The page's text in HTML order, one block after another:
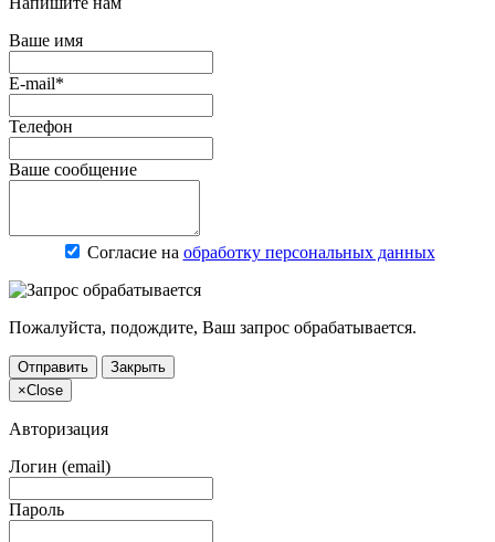
Ваше имя
E-mail*
Телефон
Ваше сообщение
Согласие на обработку персональных данных
Пожалуйста, подождите, Ваш запрос обрабатывается.
Отправить
Закрыть
×Close
Авторизация
Логин (email)
Пароль